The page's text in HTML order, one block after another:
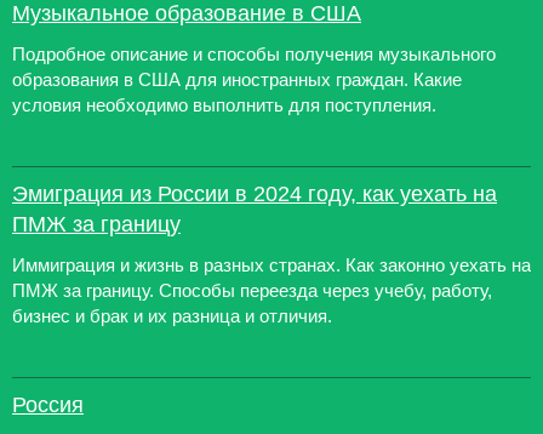
Музыкальное образование в США
Подробное описание и способы получения музыкального
образования в США для иностранных граждан. Какие
условия необходимо выполнить для поступления.
Эмиграция из России в 2024 году, как уехать на
ПМЖ за границу
Иммиграция и жизнь в разных странах. Как законно уехать на
ПМЖ за границу. Способы переезда через учебу, работу,
бизнес и брак и их разница и отличия.
Россия